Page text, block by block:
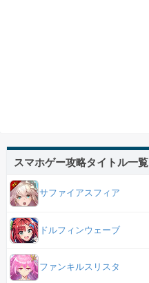
スマホゲー攻略タイトル一覧
サファイアスフィア
ドルフィンウェーブ
ファンキルスリスタ